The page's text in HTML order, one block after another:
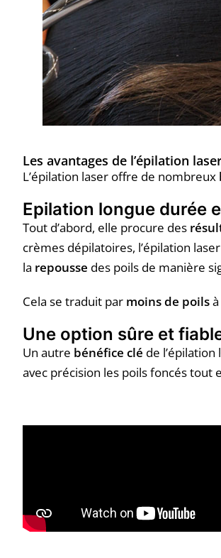
Les avantages de l’épilation
L’épilation laser offre de nombreux
Epilation longue durée
Tout d’abord, elle procure des
crèmes dépilatoires, l’épilation
la repousse des poils de manière
Cela se traduit par moins de poils
Une option sûre et
Un autre bénéfice clé de l’épilation
avec précision les poils foncés tout